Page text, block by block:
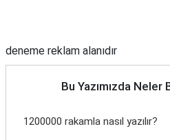
deneme reklam alanıdır
Bu Yazımızda Neler
1200000 rakamla nasıl yazılır?